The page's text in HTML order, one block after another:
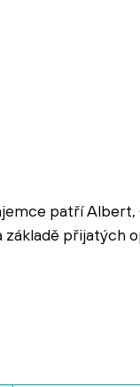
patří Albert,
základě přijatých